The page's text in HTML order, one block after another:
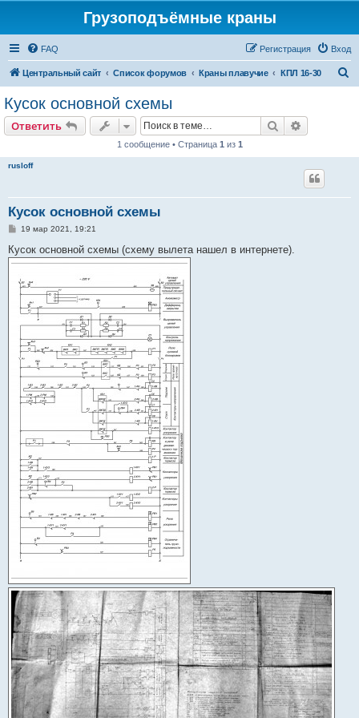
Грузоподъёмные краны
FAQ Вход
Регистрация
Центральный сайт Список форумов Краны плавучие КПЛ 16-30
Кусок основной схемы
Ответить Поиск
1 сообщение • Страница 1 из 1
rusloff
Кусок основной схемы
С
о
б
щ
н
и
19 мар 2021, 19:21
Кусок основной схемы (схему вылета нашел в интернете).